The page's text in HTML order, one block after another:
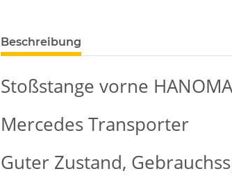
Beschreibung
Stoßstange vorne
Mercedes Transporter
Guter Zustand,